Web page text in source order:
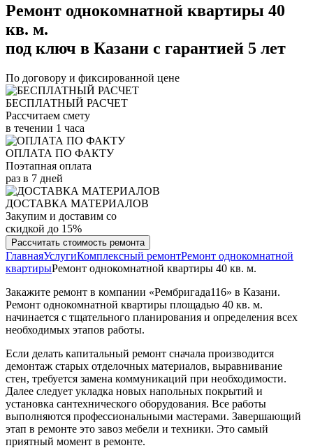
Ремонт однокомнатной квартиры 40
кв. м.
под ключ в Казани с гарантией 5 лет
По договору и фиксированной цене
БЕСПЛАТНЫЙ РАСЧЕТ
Рассчитаем смету
в течении 1 часа
ОПЛАТА ПО ФАКТУ
Поэтапная оплата
раз в 7 дней
ДОСТАВКА МАТЕРИАЛОВ
Закупим и доставим со
скидкой до 15%
Рассчитать стоимость ремонта
ГлавнаяУслугиКомплексный ремонтРемонт однокомнатной
квартирыРемонт однокомнатной квартиры 40 кв. м.
Закажите ремонт в компании «Рембригада116» в Казани.
Ремонт однокомнатной квартиры площадью 40 кв. м.
начинается с тщательного планирования и определения всех
необходимых этапов работы.
Если делать капитальный ремонт сначала производится
демонтаж старых отделочных материалов, выравнивание
стен, требуется замена коммуникаций при необходимости.
Далее следует укладка новых напольных покрытий и
установка сантехнического оборудования. Все работы
выполняются профессиональными мастерами. Завершающий
этап в ремонте это завоз мебели и техники. Это самый
приятный момент в ремонте.